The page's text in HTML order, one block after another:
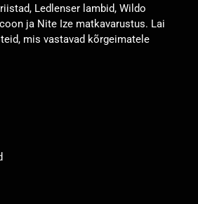
Ledlenser lambid, Wildo
ja Nite Ize matkavarustus. Lai
mis vastavad kõrgeimatele